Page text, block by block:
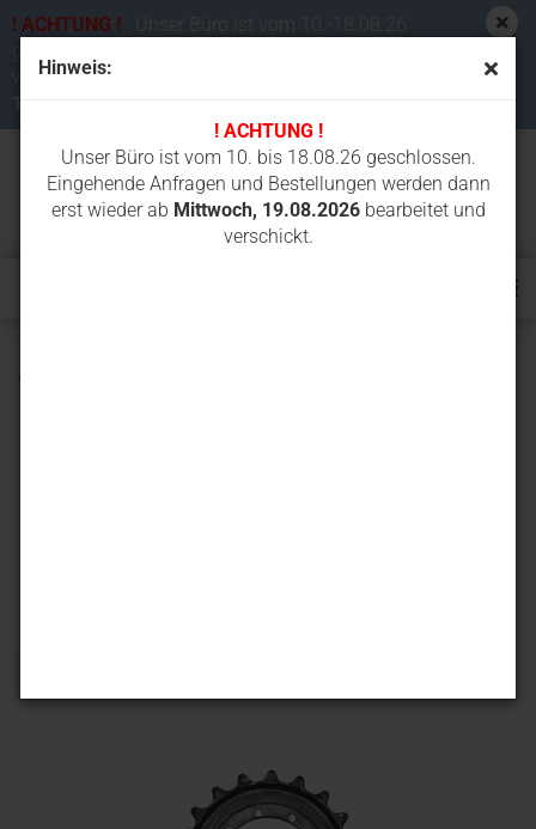
Hinweis:
! ACHTUNG !
Unser Büro ist vom 10. bis 18.08.26 geschlossen.
Eingehende Anfragen und Bestellungen werden dann
erst wieder ab Mittwoch, 19.08.2026bearbeitet und
verschickt.
! ACHTUNG !
Unser Büro ist vom 10.-18.08.26
werden dann erst wieder ab
19.08.2026bearbeitet und verschickt.